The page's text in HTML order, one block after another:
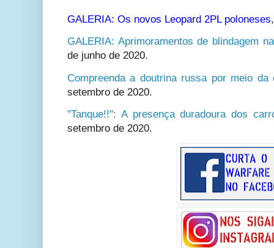
GALERIA: Os novos Leopard 2PL poloneses
GALERIA: Aprimoramentos de blindagem
de junho de 2020.
Compreenda a doutrina russa por meio
setembro de 2020.
"Tanque!!": A presença duradoura dos
setembro de 2020.